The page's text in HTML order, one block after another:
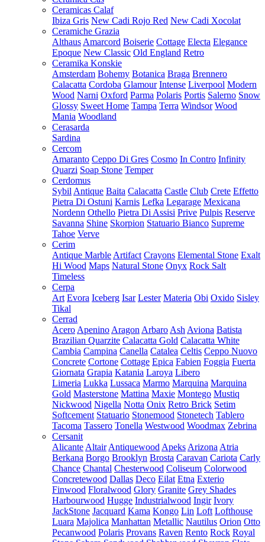
Ceramicas Calaf
Ibiza Gris New Cadi Rojo Red New Cadi Xocolat
Ceramiche Grazia
Althaus Amarcord Boiserie Cottage Electa Elegance
Epoque New Classic Old England Retro
Ceramika Konskie
Amsterdam Bohemy Botanica Braga Brennero
Calacatta Cordoba Glamour Intense Liverpool Modern
Wood Narni Oxford Parma Polaris Portis Salerno Snow
Glossy Sweet Home Tampa Terra Windsor Wood
Mania Woodland
Cerasarda
Sardina
Cercom
Amaranto Ceppo Di Gres Cosmo In Contro Infinity
Quarzi Soap Stone Temper
Cerdomus
Sybil Antique Baita Calacatta Castle Club Crete Effetto
Pietra Di Ostuni Karnis Lefka Legarage Mexicana
Nordenn Othello Pietra Di Assisi Prive Pulpis Reserve
Savanna Shine Skorpion Statuario Bianco Supreme
Tahoe Verve
Cerim
Antique Marble Artifact Crayons Elemental Stone Exalt
Hi Wood Maps Natural Stone Onyx Rock Salt
Timeless
Cerpa
Art Evora Iceberg Isar Lester Materia Obi Oxido Sisley
Tikal
Cerrad
Acero Apenino Aragon Arbaro Ash Aviona Batista
Brazilian Quarzite Calacatta Gold Calacatta White
Cambia Campina Canella Catalea Celtis Ceppo Nuovo
Concrete Cortone Cottage Epica Fabien Foggia Fuerta
Giornata Grapia Katania Laroya Libero
Limeria Lukka Lussaca Marmo Marquina Marquina
Gold Masterstone Mattina Maxie Montego Mustiq
Nickwood Nigella Notta Onix Retro Brick Setim
Softcement Statuario Stonemood Stonetech Tablero
Tacoma Tassero Tonella Westwood Woodmax Zebrina
Cersanit
Alicante Altair Antiquewood Apeks Arizona Atria
Berkana Borgo Brooklyn Brosta Caravan Cariota Carly
Chance Chantal Chesterwood Coliseum Colorwood
Concretewood Dallas Deco Eilat Etna Exterio
Finwood Floralwood Glory Granite Grey Shades
Harbourwood Hugge Industrialwood Ingir Ivory
JackStone Jacquard Kama Kongo Lin Loft Lofthouse
Luara Majolica Manhattan Metallic Nautilus Orion Otto
Pecanwood Polaris Provans Raven Rento Rock Royal